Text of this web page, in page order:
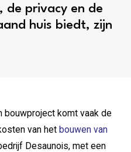
de privacy en de
huis biedt, zijn
bouwproject komt vaak de
van het bouwen van
Desaunois, met een